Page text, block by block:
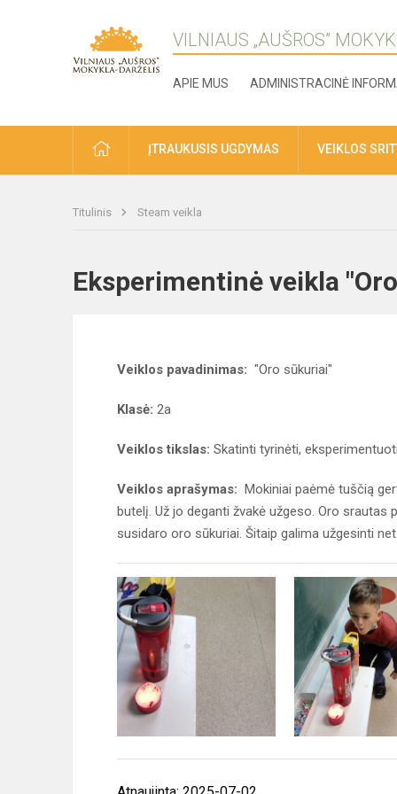
VILNIAUS „AUŠROS”
APIE MUS ADMINISTRACINĖ
ĮTRAUKUSIS UGDYMAS VEIKLOS
Titulinis Steam veikla
Eksperimentinė veikla
Veiklos pavadinimas: "Oro sūkuriai"
Klasė: 2a
Veiklos tikslas: Skatinti tyrinėti,
Veiklos aprašymas: Mokiniai paėmė tuščią
butelį. Už jo deganti žvakė užgeso. Oro srautas
susidaro oro sūkuriai. Šitaip galima užgesinti